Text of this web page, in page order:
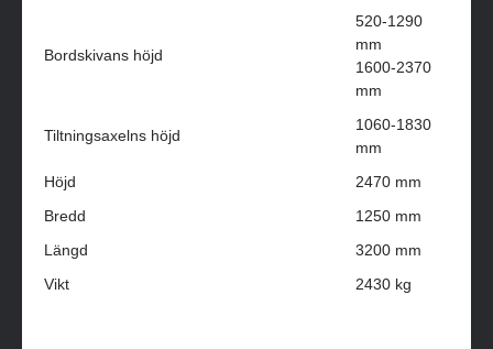
Bordskivans höjd
520-1290
mm
1600-2370
mm
Tiltningsaxelns höjd
1060-1830
mm
Höjd
2470 mm
Bredd
1250 mm
Längd
3200 mm
Vikt
2430 kg